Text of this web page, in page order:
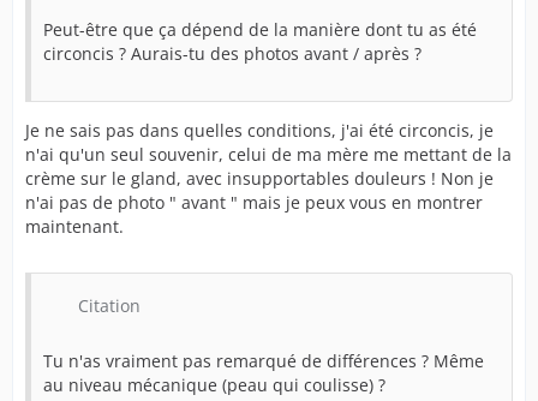
Peut-être que ça dépend de la manière dont tu as été
circoncis ? Aurais-tu des photos avant / après ?
Je ne sais pas dans quelles conditions, j'ai été circoncis, je
n'ai qu'un seul souvenir, celui de ma mère me mettant de la
crème sur le gland, avec insupportables douleurs ! Non je
n'ai pas de photo " avant " mais je peux vous en montrer
maintenant.
Citation
Tu n'as vraiment pas remarqué de différences ? Même
au niveau mécanique (peau qui coulisse) ?